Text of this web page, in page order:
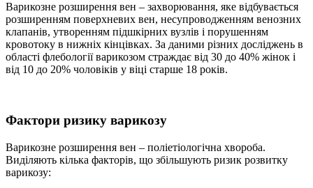
Варикозне розширення вен – захворювання, яке відбувається
розширенням поверхневих вен, несупроводженням венозних
клапанів, утворенням підшкірних вузлів і порушенням
кровотоку в нижніх кінцівках. За даними різних досліджень в
області флебології варикозом страждає від 30 до 40% жінок і
від 10 до 20% чоловіків у віці старше 18 років.
Фактори ризику варикозу
Варикозне розширення вен – поліетіологічна хвороба.
Виділяють кілька факторів, що збільшують ризик розвитку
варикозу: